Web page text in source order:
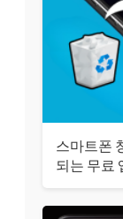
스마트폰
되는 무료